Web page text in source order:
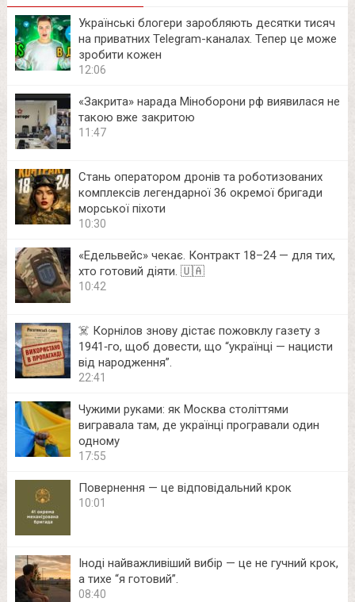
Українські блогери заробляють десятки тисяч
на приватних Telegram-каналах. Тепер це може
зробити кожен
12:06
«Закрита» нарада Міноборони рф виявилася не
такою вже закритою
11:47
Стань оператором дронів та роботизованих
комплексів легендарної 36 окремої бригади
морської піхоти
10:30
«Едельвейс» чекає. Контракт 18–24 — для тих,
хто готовий діяти. 🇺🇦
10:42
☠️ Корнілов знову дістає пожовклу газету з
1941‑го, щоб довести, що “українці — нацисти
від народження”.
22:41
Чужими руками: як Москва століттями
вигравала там, де українці програвали один
одному
17:55
Повернення — це відповідальний крок
10:01
Іноді найважливіший вибір — це не гучний крок,
а тихе “я готовий”.
08:40